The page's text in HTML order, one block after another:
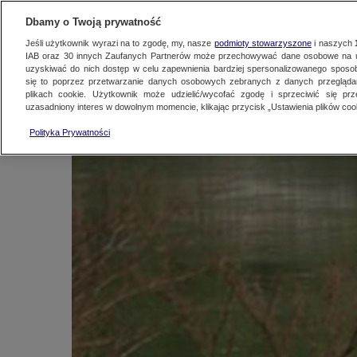
KONTAKT24
Nie wyhamowała
Kontakt24
Dbamy o Twoją prywatność
Jeśli użytkownik wyrazi na to zgodę, my, nasze podmioty stowarzyszonei naszych
IAB oraz 30innych Zaufanych Partnerów może przechowywać dane osobowe na
uzyskiwać do nich dostęp w celu zapewnienia bardziej spersonalizowanego
się to poprzez przetwarzanie danych osobowych zebranych z danych
plikach cookie. Użytkownik może udzielić/wycofać zgodę i sprzeciwić się
uzasadniony interes w dowolnym momencie, klikając przycisk „Ustawienia plików
Polityka Prywatności